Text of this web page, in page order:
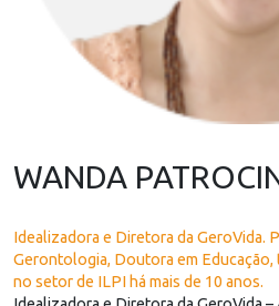
WANDA
Idealizadora e Diretora da GeroVida.
Gerontologia, Doutora em Educação,
no setor de ILPI há mais de 10 anos.